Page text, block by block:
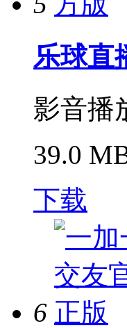
乐球直
影音播
39.0
下载
6